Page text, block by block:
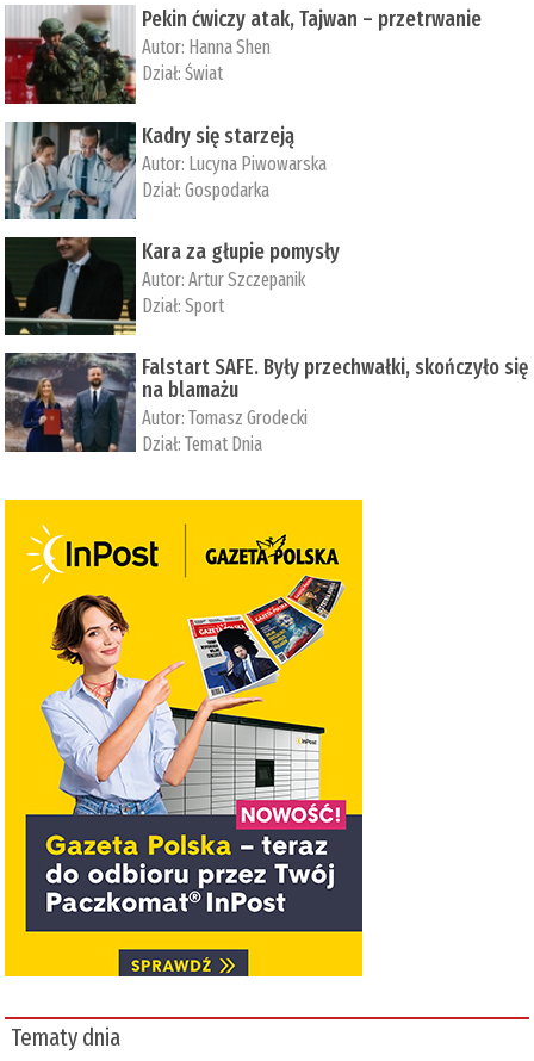
Pekin ćwiczy atak, Tajwan – przetrwanie
Autor: ­Hanna Shen
Dział:Świat
Kadry się starzeją
Autor: Lucyna Piwowarska
Dział:Gospodarka
Kara za głupie pomysły
Autor:Artur Szczepanik
Dział:Sport
Falstart SAFE. Były przechwałki, skończyło się
na blamażu
Autor:Tomasz Grodecki
Dział:Temat Dnia
Tematy dnia